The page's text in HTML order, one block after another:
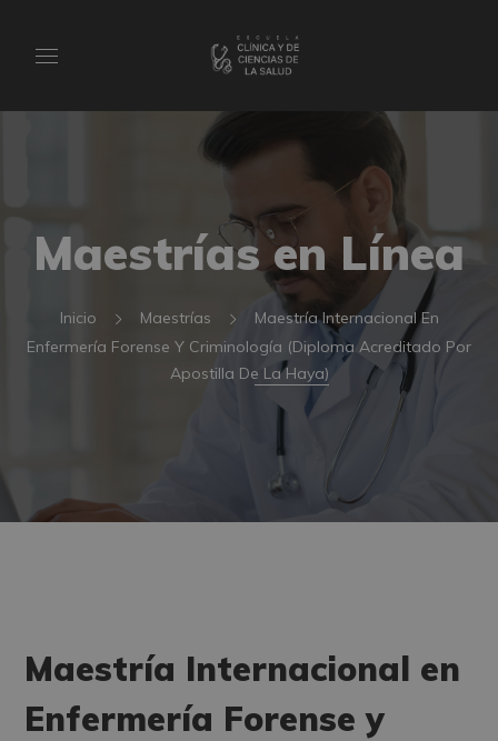
Maestrías en Línea
Inicio Maestrías
Maestría Internacional En
Enfermería Forense Y Criminología (Diploma Acreditado Por
Apostilla De La Haya)
Maestría Internacional en
Enfermería Forense y